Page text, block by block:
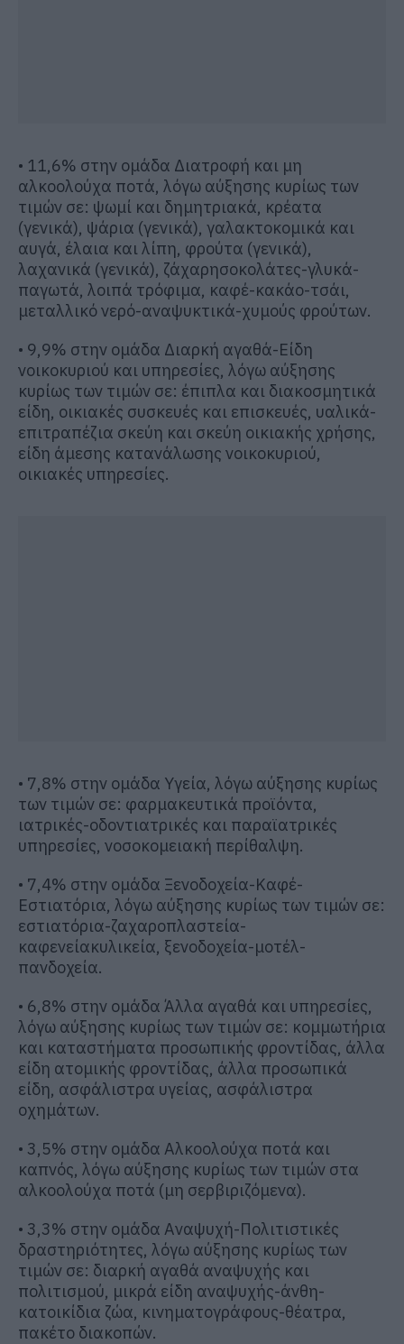
• 11,6% στην ομάδα Διατροφή και μη
αλκοολούχα ποτά, λόγω αύξησης κυρίως των
τιμών σε: ψωμί και δημητριακά, κρέατα
(γενικά), ψάρια (γενικά), γαλακτοκομικά και
αυγά, έλαια και λίπη, φρούτα (γενικά),
λαχανικά (γενικά), ζάχαρησοκολάτες-γλυκά-
παγωτά, λοιπά τρόφιμα, καφέ-κακάο-τσάι,
μεταλλικό νερό-αναψυκτικά-χυμούς φρούτων.
• 9,9% στην ομάδα Διαρκή αγαθά-Είδη
νοικοκυριού και υπηρεσίες, λόγω αύξησης
κυρίως των τιμών σε: έπιπλα και διακοσμητικά
είδη, οικιακές συσκευές και επισκευές, υαλικά-
επιτραπέζια σκεύη και σκεύη οικιακής χρήσης,
είδη άμεσης κατανάλωσης νοικοκυριού,
οικιακές υπηρεσίες.
• 7,8% στην ομάδα Υγεία, λόγω αύξησης κυρίως
των τιμών σε: φαρμακευτικά προϊόντα,
ιατρικές-οδοντιατρικές και παραϊατρικές
υπηρεσίες, νοσοκομειακή περίθαλψη.
• 7,4% στην ομάδα Ξενοδοχεία-Καφέ-
Εστιατόρια, λόγω αύξησης κυρίως των τιμών σε:
εστιατόρια-ζαχαροπλαστεία-
καφενείακυλικεία, ξενοδοχεία-μοτέλ-
πανδοχεία.
• 6,8% στην ομάδα Άλλα αγαθά και υπηρεσίες,
λόγω αύξησης κυρίως των τιμών σε: κομμωτήρια
και καταστήματα προσωπικής φροντίδας, άλλα
είδη ατομικής φροντίδας, άλλα προσωπικά
είδη, ασφάλιστρα υγείας, ασφάλιστρα
οχημάτων.
• 3,5% στην ομάδα Αλκοολούχα ποτά και
καπνός, λόγω αύξησης κυρίως των τιμών στα
αλκοολούχα ποτά (μη σερβιριζόμενα).
• 3,3% στην ομάδα Αναψυχή-Πολιτιστικές
δραστηριότητες, λόγω αύξησης κυρίως των
τιμών σε: διαρκή αγαθά αναψυχής και
πολιτισμού, μικρά είδη αναψυχής-άνθη-
κατοικίδια ζώα, κινηματογράφους-θέατρα,
πακέτο διακοπών.